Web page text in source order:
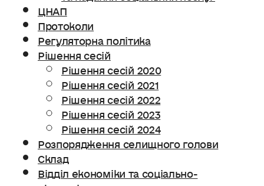
ЦНАП
Протоколи
Регуляторна політика
Рішення сесій
Рішення сесій 2020
Рішення сесій 2021
Рішення сесій 2022
Рішення сесій 2023
Рішення сесій 2024
Розпорядження селищного голови
Склад
Відділ економіки та соціально-